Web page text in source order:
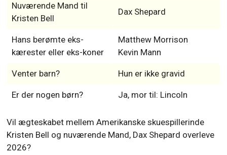
Nuværende Mand til
Kristen Bell
Dax Shepard
Hans berømte eks-
kærester eller eks-koner
Matthew Morrison
Kevin Mann
Venter barn? Hun er ikke gravid
Er der nogen børn? Ja, mor til: Lincoln
Vil ægteskabet mellem Amerikanske skuespillerinde
Kristen Bell og nuværende Mand, Dax Shepard overleve
2026?